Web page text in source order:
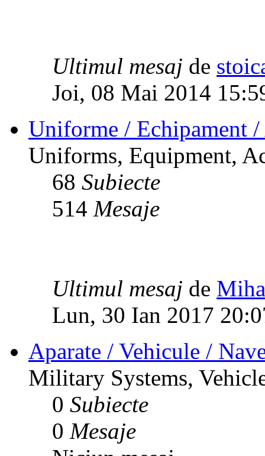
Ultimul mesaj de
Joi, 08 Mai 2014
Uniforme / Echipament
Uniforms, Equipment,
68 Subiecte
514 Mesaje
Ultimul mesaj de
Lun, 30 Ian 2017
Aparate / Vehicule /
Military Systems,
0 Subiecte
0 Mesaje